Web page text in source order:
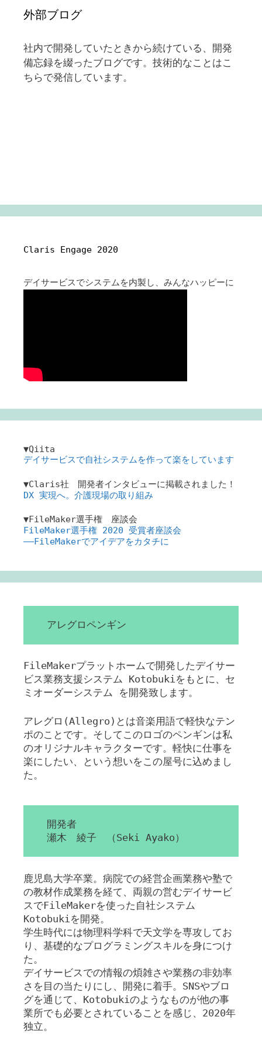
外部ブログ
社内で開発していたときから続けている、開発
備忘録を綴ったブログです。技術的なことはこ
ちらで発信しています。
Claris Engage 2020
デイサービスでシステムを内製し、みんなハッピーに
▼Qiita
デイサービスで自社システムを作って楽をしています
▼Claris社 開発者インタビューに掲載されました！
DX 実現へ。介護現場の取り組み
▼FileMaker選手権 座談会
FileMaker選手権 2020 受賞者座談会
――FileMakerでアイデアをカタチに
アレグロペンギン
FileMakerプラットホームで開発したデイサー
ビス業務支援システム Kotobukiをもとに、セ
ミオーダーシステム を開発致します。
アレグロ(Allegro)とは音楽用語で軽快なテン
ポのことです。そしてこのロゴのペンギンは私
のオリジナルキャラクターです。軽快に仕事を
楽にしたい、という想いをこの屋号に込めまし
た。
開発者
瀬木 綾子 （Seki Ayako）
鹿児島大学卒業。病院での経営企画業務や塾で
の教材作成業務を経て、両親の営むデイサービ
スでFileMakerを使った自社システム
Kotobukiを開発。
学生時代には物理科学科で天文学を専攻してお
り、基礎的なプログラミングスキルを身につけ
た。
デイサービスでの情報の煩雑さや業務の非効率
さを目の当たりにし、開発に着手。SNSやブロ
グを通じて、Kotobukiのようなものが他の事
業所でも必要とされていることを感じ、2020年
独立。